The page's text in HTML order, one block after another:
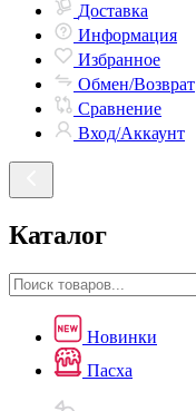
Доставка
Информация
Избранное
Обмен/Возврат
Сравнение
Вход/Аккаунт
Каталог
Новинки
Пасха